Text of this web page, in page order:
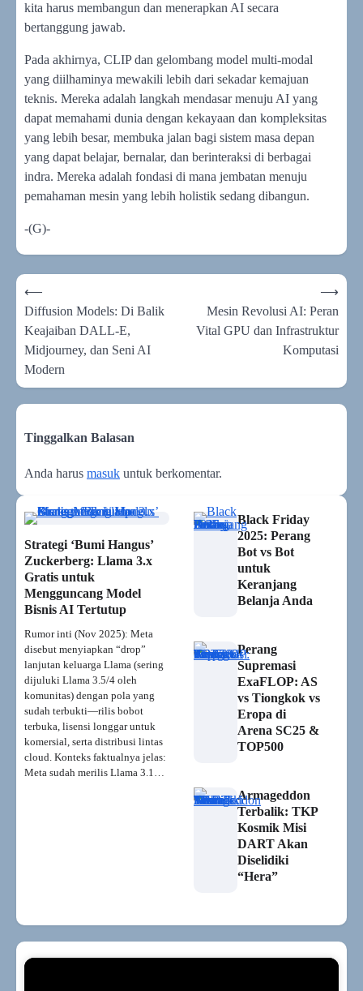
kita harus membangun dan menerapkan AI secara
bertanggung jawab.
Pada akhirnya, CLIP dan gelombang model multi-modal
yang diilhaminya mewakili lebih dari sekadar kemajuan
teknis. Mereka adalah langkah mendasar menuju AI yang
dapat memahami dunia dengan kekayaan dan kompleksitas
yang lebih besar, membuka jalan bagi sistem masa depan
yang dapat belajar, bernalar, dan berinteraksi di berbagai
indra. Mereka adalah fondasi di mana jembatan menuju
pemahaman mesin yang lebih holistik sedang dibangun.
-(G)-
Navigasi
pos
⟵
Diffusion Models: Di Balik
Keajaiban DALL-E,
Midjourney, dan Seni AI
Modern
Mesin Revolusi AI: Peran
Vital GPU dan Infrastruktur
Komputasi
⟶
Tinggalkan Balasan
Anda harus masuk untuk berkomentar.
Strategi ‘Bumi Hangus’
Zuckerberg: Llama 3.x
Gratis untuk
Mengguncang Model
Bisnis AI Tertutup
Rumor inti (Nov 2025): Meta
disebut menyiapkan “drop”
lanjutan keluarga Llama (sering
dijuluki Llama 3.5/4 oleh
komunitas) dengan pola yang
sudah terbukti—rilis bobot
terbuka, lisensi longgar untuk
komersial, serta distribusi lintas
cloud. Konteks faktualnya jelas:
Meta sudah merilis Llama 3.1…
Black Friday
2025: Perang
Bot vs Bot
untuk
Keranjang
Belanja Anda
Perang
Supremasi
ExaFLOP: AS
vs Tiongkok vs
Eropa di
Arena SC25 &
TOP500
Armageddon
Terbalik: TKP
Kosmik Misi
DART Akan
Diselidiki
“Hera”